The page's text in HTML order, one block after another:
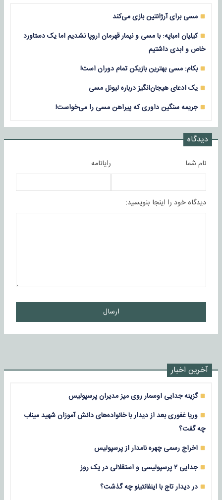
مسی برای آرژانتین بازی می‌کند
کیلیان امباپه: با مسی و نیمار قهرمان اروپا نشدیم اما یک دستاورد
خاص و ابدی داشتیم
بکام: مسی بهترین بازیکن تمام دوران است!
یک ادعای هیجان‌انگیز درباره لیونل مسی
جریمه سنگین داوری که پیراهن مسی را می‌خواست!
دیدگاه
نام شما رایانامه
دیدگاه خود را اینجا بنویسید:
ارسال
آخرین اخبار
گزینه جدایی اوسمار روی میز مدیران پرسپولیس
وریا غفوری بعد از دیدار با خانواده‌های دانش آموزان شهید میناب
چه گفت؟
اخراج رسمی چهره نامدار از پرسپولیس
جدایی ۲ پرسپولیسی و استقلالی در یک روز
در دیدار تاج با اینفانتینو چه گذشت؟